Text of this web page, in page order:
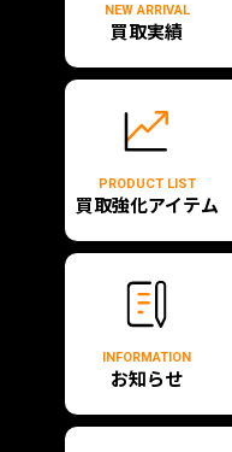
NEW ARRIVAL
買取実績
PRODUCT LIST
買取強化アイテム
INFORMATION
お知らせ